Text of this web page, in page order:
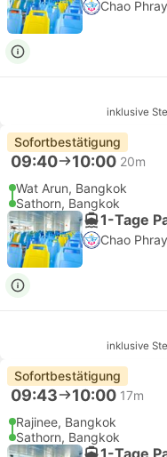
Chao
inklusive
Sofortbestätigung
09:40 10:00 20m
Wat Arun, Bangkok
Sathorn, Bangkok
1-Tage
Chao
inklusive
Sofortbestätigung
09:43 10:00 17m
Rajinee, Bangkok
Sathorn, Bangkok
1-Tage